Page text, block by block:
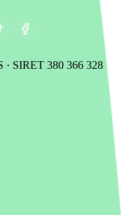
SIRET 380 366 328